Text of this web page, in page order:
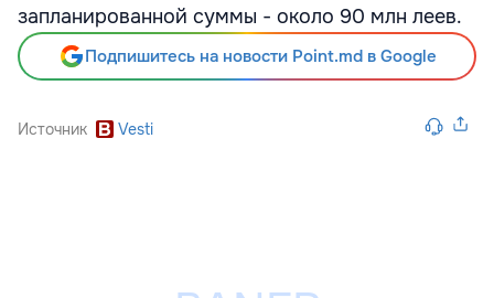
запланированной суммы - около 90 млн леев.
Подпишитесь на новости Point.md в Google
Источник Vesti